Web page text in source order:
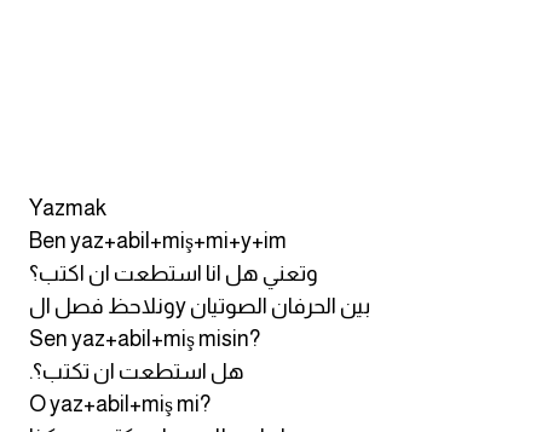
Yazmak
Ben yaz+abil+miş+mi+y+im
وتعني هل انا استطعت ان اكتب؟
ونلاحظ فصل الy بين الحرفان الصوتيان
Sen yaz+abil+miş misin?
.هل استطعت ان تكتب؟
O yaz+abil+miş mi?